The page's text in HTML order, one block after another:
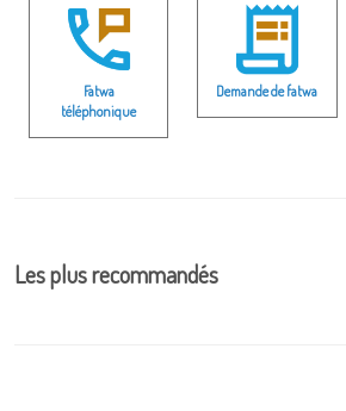
Fatwa
téléphonique
Demande de fatwa
Les plus recommandés